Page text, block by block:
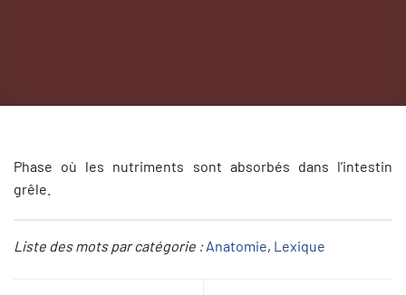
Phase où les nutriments sont absorbés dans l’intestin
grêle.
Liste des mots par catégorie :Anatomie, Lexique